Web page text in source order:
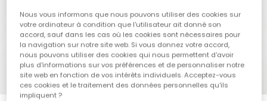
1 2 3 4 5
Nous vous informons que nous pouvons utiliser des cookies sur
votre ordinateur à condition que l'utilisateur ait donné son
accord, sauf dans les cas où les cookies sont nécessaires pour
la navigation sur notre site web. Si vous donnez votre accord,
nous pouvons utiliser des cookies qui nous permettent d'avoir
plus d'informations sur vos préférences et de personnaliser notre
site web en fonction de vos intérêts individuels. Acceptez-vous
ces cookies et le traitement des données personnelles qu'ils
impliquent ?